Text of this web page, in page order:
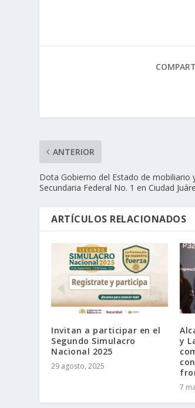
ANTERIOR
Dota Gobierno del Estado de mobiliario
Secundaria Federal No. 1 en Ciudad
ARTÍCULOS RELACIONADOS
Invitan a participar en el
Segundo Simulacro
Nacional 2025
29 agosto, 2025
y
7